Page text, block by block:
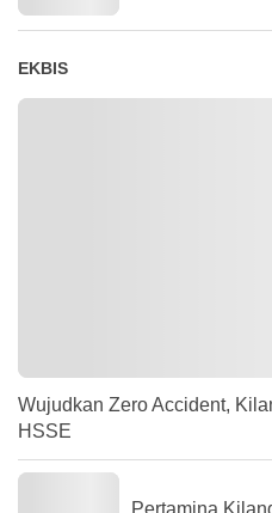
EKBIS
Wujudkan Zero Accident,
HSSE